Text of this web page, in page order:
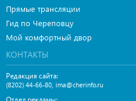
Прямые трансляции
Гид по Череповцу
Мой комфортный двор
КОНТАКТЫ
Редакция сайта:
(8202) 44-66-80 ima@cherinfo.ru